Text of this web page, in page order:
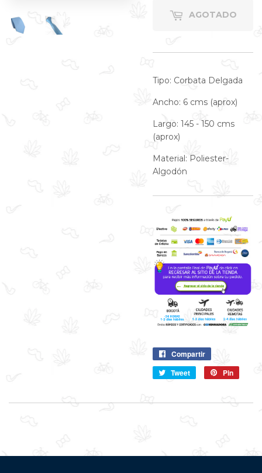
AGOTADO
Tipo: Corbata Delgada
Ancho: 6 cms (aprox)
Largo: 145 - 150 cms
(aprox)
Material: Poliester-
Algodón
Compartir
en
Facebook
Tweet
CompartirPin